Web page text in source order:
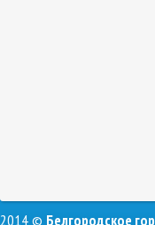
2014 © Белгородское